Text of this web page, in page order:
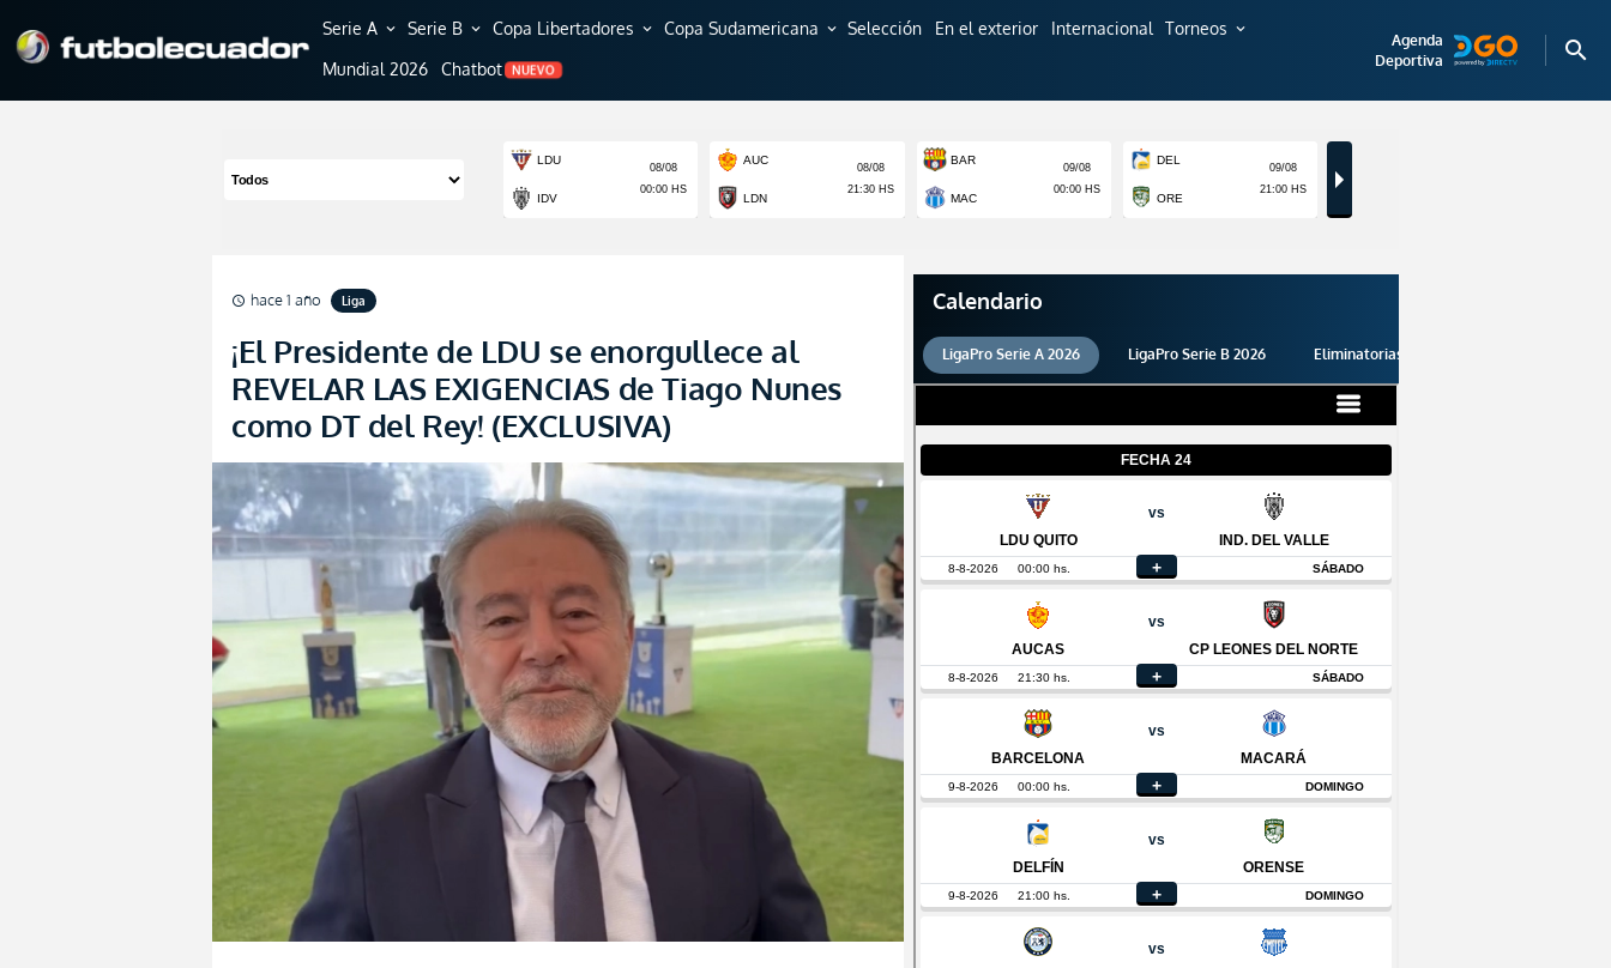
Serie A expand_more Serie B expand_more Copa Libertadores expand_more Copa Sudamericana expand_more Selección En el exterior Internacional Torneos expand_more
Mundial 2026 Chatbot NUEVO
Agenda
Deportiva
search
schedule hace 1 año Liga
¡El Presidente de LDU se enorgullece al
REVELAR LAS EXIGENCIAS de Tiago Nunes
como DT del Rey! (EXCLUSIVA)
Calendario
LigaPro Serie A 2026 LigaPro Serie B 2026 Eliminatorias 2026